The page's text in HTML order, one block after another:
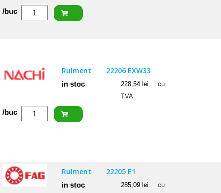
Cantitate
/buc
Rulment 22206 EXW33
in stoc 228,54 lei
cu
TVA
Cantitate
NACHI
/buc
Rulment 22205 E1
in stoc 285,09 lei
cu